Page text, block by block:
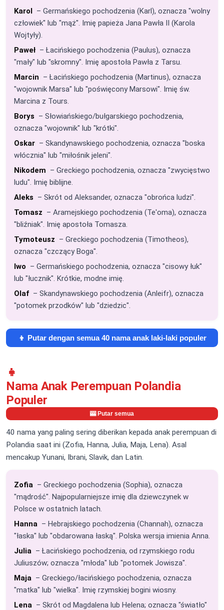
Karol – Germańskiego pochodzenia (Karl), oznacza "wolny
człowiek" lub "mąż". Imię papieża Jana Pawła II (Karola
Wojtyły).
Paweł – Łacińskiego pochodzenia (Paulus), oznacza
"mały" lub "skromny". Imię apostoła Pawła z Tarsu.
Marcin – Łacińskiego pochodzenia (Martinus), oznacza
"wojownik Marsa" lub "poświęcony Marsowi". Imię św.
Marcina z Tours.
Borys – Słowiańskiego/bułgarskiego pochodzenia,
oznacza "wojownik" lub "krótki".
Oskar – Skandynawskiego pochodzenia, oznacza "boska
włócznia" lub "miłośnik jeleni".
Nikodem – Greckiego pochodzenia, oznacza "zwycięstwo
ludu". Imię biblijne.
Aleks – Skrót od Aleksander, oznacza "obrońca ludzi".
Tomasz – Aramejskiego pochodzenia (Te'oma), oznacza
"bliźniak". Imię apostoła Tomasza.
Tymoteusz – Greckiego pochodzenia (Timotheos),
oznacza "czczący Boga".
Iwo – Germańskiego pochodzenia, oznacza "cisowy łuk"
lub "łucznik". Krótkie, modne imię.
Olaf – Skandynawskiego pochodzenia (Anleifr), oznacza
"potomek przodków" lub "dziedzic".
👦 Putar dengan semua 40 nama anak laki-laki populer
👧
Nama Anak Perempuan Polandia
Populer
🎰 Putar semua
40 nama yang paling sering diberikan kepada anak perempuan di
Polandia saat ini (Zofia, Hanna, Julia, Maja, Lena). Asal
mencakup Yunani, Ibrani, Slavik, dan Latin.
Zofia – Greckiego pochodzenia (Sophia), oznacza
"mądrość". Najpopularniejsze imię dla dziewczynek w
Polsce w ostatnich latach.
Hanna – Hebrajskiego pochodzenia (Channah), oznacza
"łaska" lub "obdarowana łaską". Polska wersja imienia Anna.
Julia – Łacińskiego pochodzenia, od rzymskiego rodu
Juliuszów; oznacza "młoda" lub "potomek Jowisza".
Maja – Greckiego/łacińskiego pochodzenia, oznacza
"matka" lub "wielka". Imię rzymskiej bogini wiosny.
Lena – Skrót od Magdalena lub Helena; oznacza "światło"